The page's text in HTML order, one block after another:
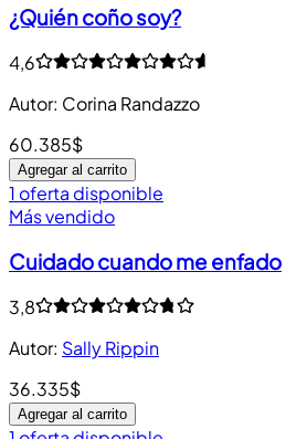
¿Quién coño soy?
4,6
Autor: Corina Randazzo
60.385$
Agregar al carrito
1 oferta disponible
Más vendido
Cuidado cuando me enfado
3,8
Autor: Sally Rippin
36.335$
Agregar al carrito